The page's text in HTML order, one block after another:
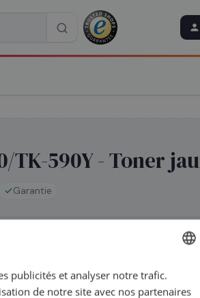
TK-590Y - Toner
Garantie
14h
publicités et analyser notre trafic.
de notre site avec nos partenaires